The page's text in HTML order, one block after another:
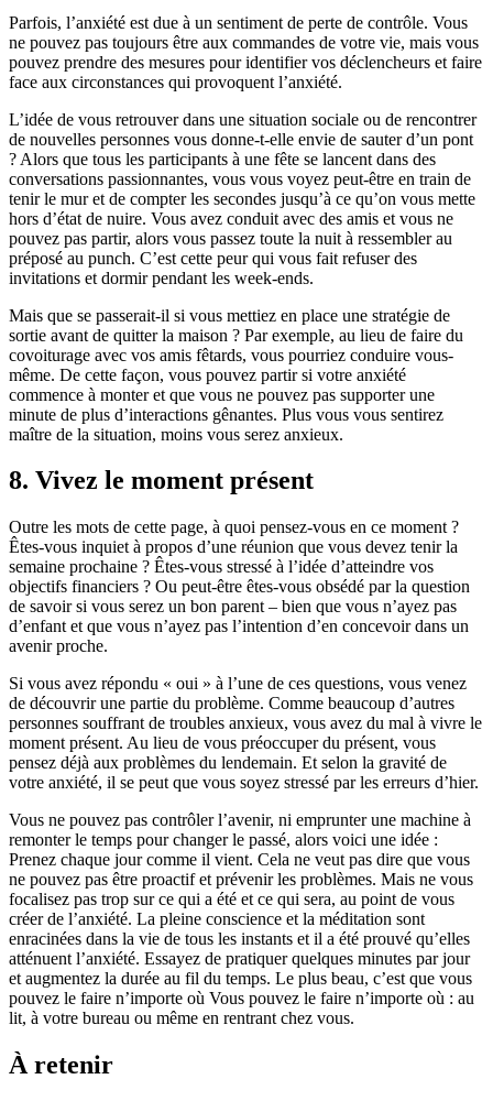
Parfois, l’anxiété est due à un sentiment de perte de contrôle. Vous
ne pouvez pas toujours être aux commandes de votre vie, mais vous
pouvez prendre des mesures pour identifier vos déclencheurs et faire
face aux circonstances qui provoquent l’anxiété.
L’idée de vous retrouver dans une situation sociale ou de rencontrer
de nouvelles personnes vous donne-t-elle envie de sauter d’un pont
? Alors que tous les participants à une fête se lancent dans des
conversations passionnantes, vous vous voyez peut-être en train de
tenir le mur et de compter les secondes jusqu’à ce qu’on vous mette
hors d’état de nuire. Vous avez conduit avec des amis et vous ne
pouvez pas partir, alors vous passez toute la nuit à ressembler au
préposé au punch. C’est cette peur qui vous fait refuser des
invitations et dormir pendant les week-ends.
Mais que se passerait-il si vous mettiez en place une stratégie de
sortie avant de quitter la maison ? Par exemple, au lieu de faire du
covoiturage avec vos amis fêtards, vous pourriez conduire vous-
même. De cette façon, vous pouvez partir si votre anxiété
commence à monter et que vous ne pouvez pas supporter une
minute de plus d’interactions gênantes. Plus vous vous sentirez
maître de la situation, moins vous serez anxieux.
8. Vivez le moment présent
Outre les mots de cette page, à quoi pensez-vous en ce moment ?
Êtes-vous inquiet à propos d’une réunion que vous devez tenir la
semaine prochaine ? Êtes-vous stressé à l’idée d’atteindre vos
objectifs financiers ? Ou peut-être êtes-vous obsédé par la question
de savoir si vous serez un bon parent – bien que vous n’ayez pas
d’enfant et que vous n’ayez pas l’intention d’en concevoir dans un
avenir proche.
Si vous avez répondu « oui » à l’une de ces questions, vous venez
de découvrir une partie du problème. Comme beaucoup d’autres
personnes souffrant de troubles anxieux, vous avez du mal à vivre le
moment présent. Au lieu de vous préoccuper du présent, vous
pensez déjà aux problèmes du lendemain. Et selon la gravité de
votre anxiété, il se peut que vous soyez stressé par les erreurs d’hier.
Vous ne pouvez pas contrôler l’avenir, ni emprunter une machine à
remonter le temps pour changer le passé, alors voici une idée :
Prenez chaque jour comme il vient. Cela ne veut pas dire que vous
ne pouvez pas être proactif et prévenir les problèmes. Mais ne vous
focalisez pas trop sur ce qui a été et ce qui sera, au point de vous
créer de l’anxiété. La pleine conscience et la méditation sont
enracinées dans la vie de tous les instants et il a été prouvé qu’elles
atténuent l’anxiété. Essayez de pratiquer quelques minutes par jour
et augmentez la durée au fil du temps. Le plus beau, c’est que vous
pouvez le faire n’importe où Vous pouvez le faire n’importe où : au
lit, à votre bureau ou même en rentrant chez vous.
À retenir